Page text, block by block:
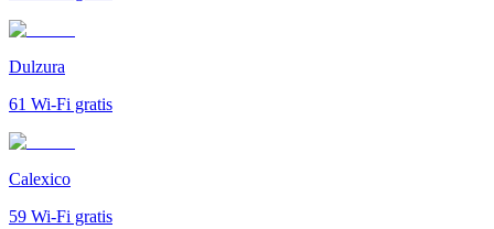
Dulzura
61 Wi-Fi gratis
Calexico
59 Wi-Fi gratis